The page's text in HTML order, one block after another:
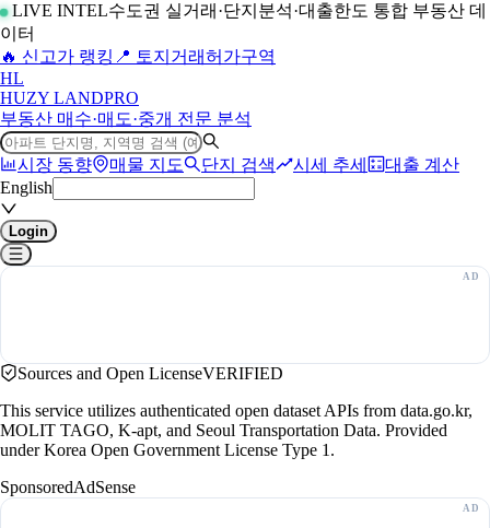
LIVE INTEL수도권 실거래·단지분석·대출한도 통합 부동산 데
이터
🔥 신고가 랭킹 📍 토지거래허가구역
HL
HUZY LANDPRO
부동산 매수·매도·중개 전문 분석
시장 동향 매물 지도 단지 검색 시세 추세
대출 계산
English
Login
Sources and Open LicenseVERIFIED
This service utilizes authenticated open dataset APIs from data.go.kr,
MOLIT TAGO, K-apt, and Seoul Transportation Data. Provided
under Korea Open Government License Type 1.
SponsoredAdSense